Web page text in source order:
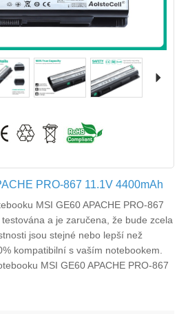
PRO-867 11.1V 4400mAh
MSI GE60 APACHE PRO-867
a je zaručena, že bude zcela
jsou stejné nebo lepší než
kompatibilní s vaším notebookem.
MSI GE60 APACHE PRO-867